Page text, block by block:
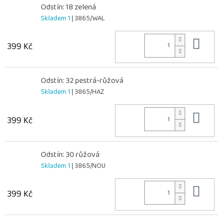
Odstín: 18 zelená
Skladem 1| 3865/WAL
399 Kč
Odstín: 32 pestrá-růžová
Skladem 1| 3865/HAZ
399 Kč
Odstín: 30 růžová
Skladem 1| 3865/NOU
399 Kč